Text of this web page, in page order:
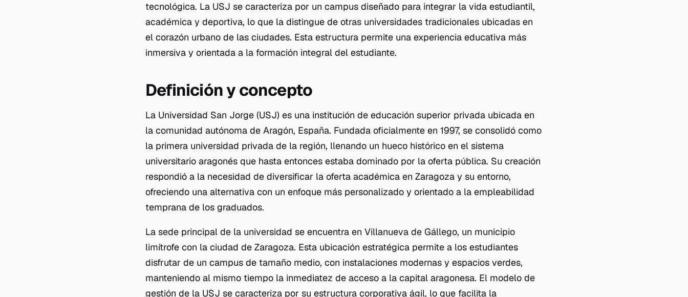
tecnológica. La USJ se caracteriza por un campus diseñado para integrar la vida estudiantil,
académica y deportiva, lo que la distingue de otras universidades tradicionales ubicadas en
el corazón urbano de las ciudades. Esta estructura permite una experiencia educativa más
inmersiva y orientada a la formación integral del estudiante.
Definición y concepto
La Universidad San Jorge (USJ) es una institución de educación superior privada ubicada en
la comunidad autónoma de Aragón, España. Fundada oficialmente en 1997, se consolidó como
la primera universidad privada de la región, llenando un hueco histórico en el sistema
universitario aragonés que hasta entonces estaba dominado por la oferta pública. Su creación
respondió a la necesidad de diversificar la oferta académica en Zaragoza y su entorno,
ofreciendo una alternativa con un enfoque más personalizado y orientado a la empleabilidad
temprana de los graduados.
La sede principal de la universidad se encuentra en Villanueva de Gállego, un municipio
limítrofe con la ciudad de Zaragoza. Esta ubicación estratégica permite a los estudiantes
disfrutar de un campus de tamaño medio, con instalaciones modernas y espacios verdes,
manteniendo al mismo tiempo la inmediatez de acceso a la capital aragonesa. El modelo de
gestión de la USJ se caracteriza por su estructura corporativa ágil, lo que facilita la